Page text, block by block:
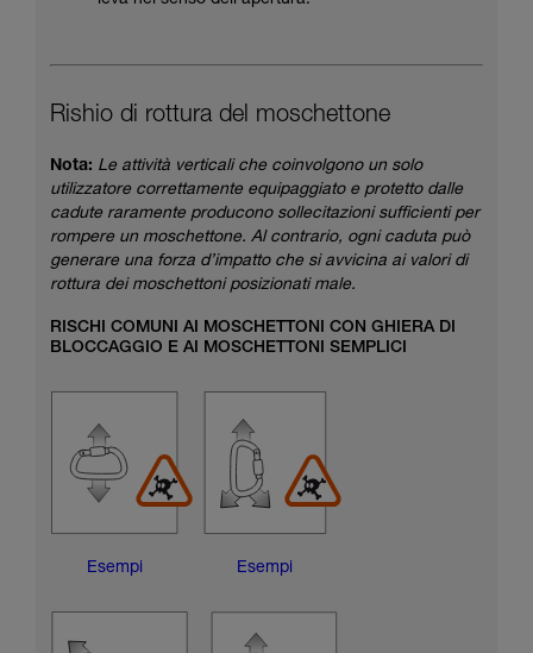
Rishio di rottura del moschettone
Nota: Le attività verticali che coinvolgono un solo
utilizzatore correttamente equipaggiato e protetto dalle
cadute raramente producono sollecitazioni sufficienti per
rompere un moschettone. Al contrario, ogni caduta può
generare una forza d’impatto che si avvicina ai valori di
rottura dei moschettoni posizionati male.
RISCHI COMUNI AI MOSCHETTONI CON GHIERA DI
BLOCCAGGIO E AI MOSCHETTONI SEMPLICI
Esempi Esempi